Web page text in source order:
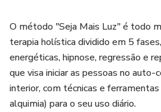
O método "Seja Mais Luz" é todo
terapia holística dividido em 5
energéticas, hipnose, regressão e
que visa iniciar as pessoas no auto-
interior, com técnicas e
alquimia) para o seu uso diário.